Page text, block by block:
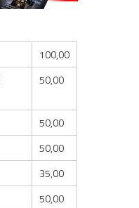
100,00
50,00
50,00
50,00
35,00
50,00